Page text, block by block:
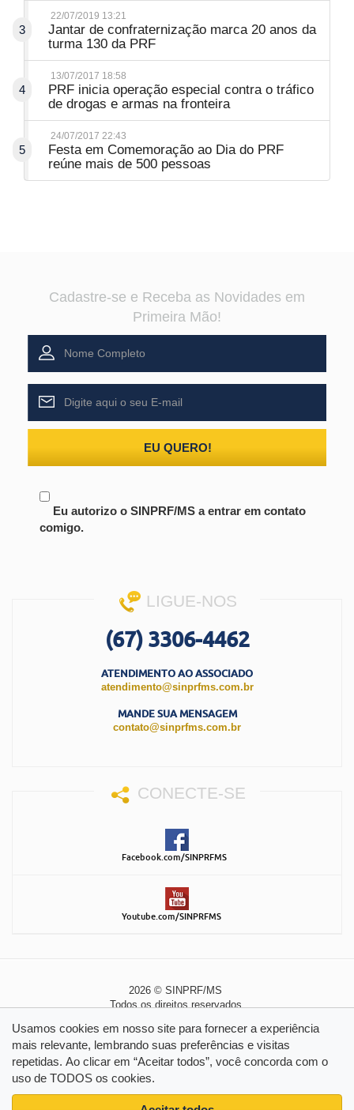
3
22/07/2019 13:21
Jantar de confraternização marca 20 anos da
turma 130 da PRF
4
13/07/2017 18:58
PRF inicia operação especial contra o tráfico
de drogas e armas na fronteira
5
24/07/2017 22:43
Festa em Comemoração ao Dia do PRF
reúne mais de 500 pessoas
Cadastre-se e Receba as Novidades em
Primeira Mão!
EU QUERO!
Eu autorizo o SINPRF/MS a entrar em contato
comigo.
LIGUE-NOS
(67) 3306-4462
ATENDIMENTO AO ASSOCIADO
atendimento@sinprfms.com.br
MANDE SUA MENSAGEM
contato@sinprfms.com.br
CONECTE-SE
Facebook.com/SINPRFMS
Youtube.com/SINPRFMS
2026 © SINPRF/MS
Todos os direitos reservados
Usamos cookies em nosso site para fornecer a experiência
mais relevante, lembrando suas preferências e visitas
repetidas. Ao clicar em “Aceitar todos”, você concorda com o
uso de TODOS os cookies.